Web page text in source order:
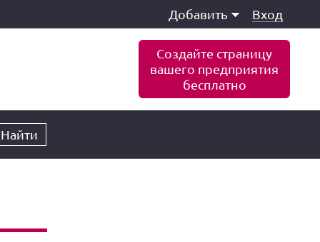
Добавить Вход
Создайте страницу
вашего предприятия
бесплатно
Найти